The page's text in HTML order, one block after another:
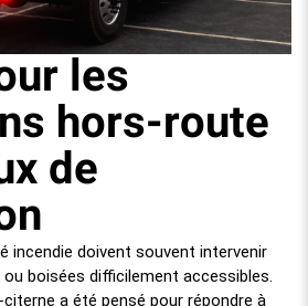
les
hors-route
de
incendie doivent souvent intervenir
boisées difficilement accessibles.
a été pensé pour répondre à